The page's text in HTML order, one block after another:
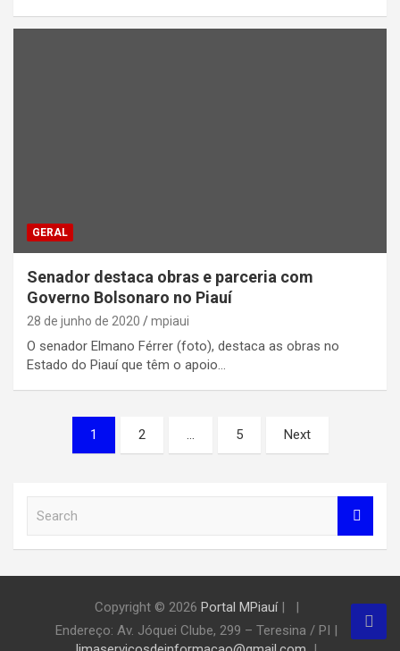
GERAL
Senador destaca obras e parceria com
Governo Bolsonaro no Piauí
28 de junho de 2020 mpiaui
O senador Elmano Férrer (foto), destaca as obras no
Estado do Piauí que têm o apoio…
Paginação
1 2 … 5 Next
c
Copyright © 2026 Portal MPiauí|
Endereço: Av. Jóquei Clube, 299 – Teresina / PI |